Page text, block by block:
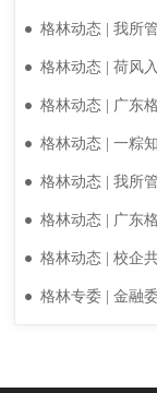
格林动态 | 我所
格林动态 | 荷风
格林动态 | 广东
格林动态 | 一粽
格林动态 | 我所
格林动态 | 广东
格林动态 | 校企
格林专委 | 金融